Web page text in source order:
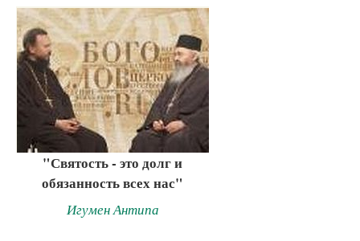
"Святость - это долг и
обязанность всех нас"
Игумен Антипа